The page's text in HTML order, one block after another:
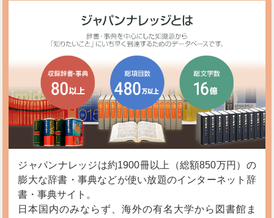
ジャパンナレッジは約1900冊以上（総額850万円）の
膨大な辞書・事典などが使い放題のインターネット辞
書・事典サイト。
日本国内のみならず、海外の有名大学から図書館ま